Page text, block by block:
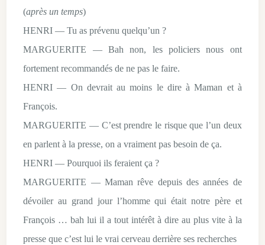
(après un temps)
HENRI — Tu as prévenu quelqu’un ?
MARGUERITE — Bah non, les policiers nous ont
fortement recommandés de ne pas le faire.
HENRI — On devrait au moins le dire à Maman et à
François.
MARGUERITE — C’est prendre le risque que l’un deux
en parlent à la presse, on a vraiment pas besoin de ça.
HENRI — Pourquoi ils feraient ça ?
MARGUERITE — Maman rêve depuis des années de
dévoiler au grand jour l’homme qui était notre père et
François … bah lui il a tout intérêt à dire au plus vite à la
presse que c’est lui le vrai cerveau derrière ses recherches